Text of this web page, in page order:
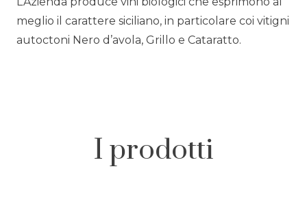
meglio il carattere siciliano, in particolare coi vitigni
autoctoni Nero d’avola, Grillo e Cataratto.
I prodotti